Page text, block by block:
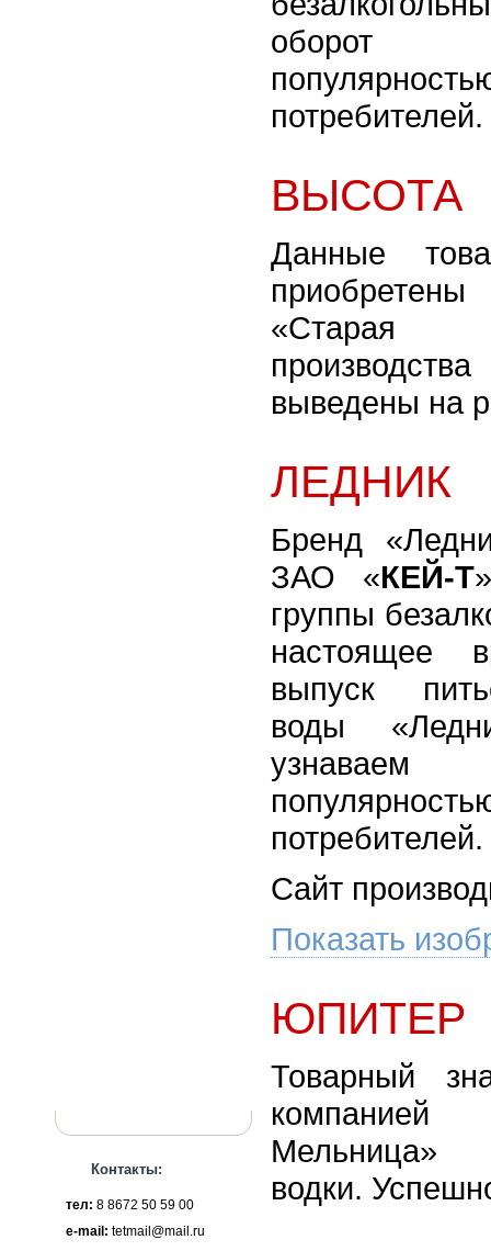
Контакты:
тел: 8 8672 50 59 00
e-mail: tetmail@mail.ru
оборот
потребителей.
ВЫСОТА
Данные
«Старая
выведены на
ЛЕДНИК
Бренд
ЗАО «КЕЙ-Т
группы
настоящее
выпуск
воды
потребителей.
Сайт
Показать
ЮПИТЕР
Товарный
Мельница»
водки.